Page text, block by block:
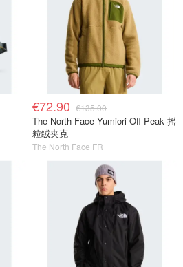
€72.90 €135.00
The North Face Yumiori Off-Peak 摇
粒绒夹克
The North Face FR